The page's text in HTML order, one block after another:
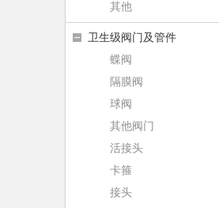
其他
卫生级阀门及管件
蝶阀
隔膜阀
球阀
其他阀门
活接头
卡箍
接头